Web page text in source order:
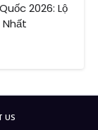
2026: Lộ
Nhất
US